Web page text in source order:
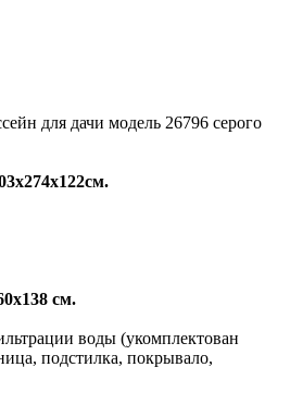
для дачи модель 26796 серого
см.
воды (укомплектован
подстилка, покрывало,